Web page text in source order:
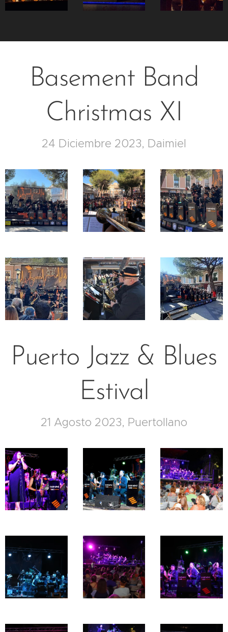
Basement Band
Christmas XI
24 Diciembre 2023, Daimiel
Puerto Jazz & Blues
Estival
21 Agosto 2023, Puertollano